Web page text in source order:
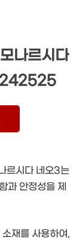
나르시다
르시다 네오3는
과 안정성을 제
재를 사용하여,